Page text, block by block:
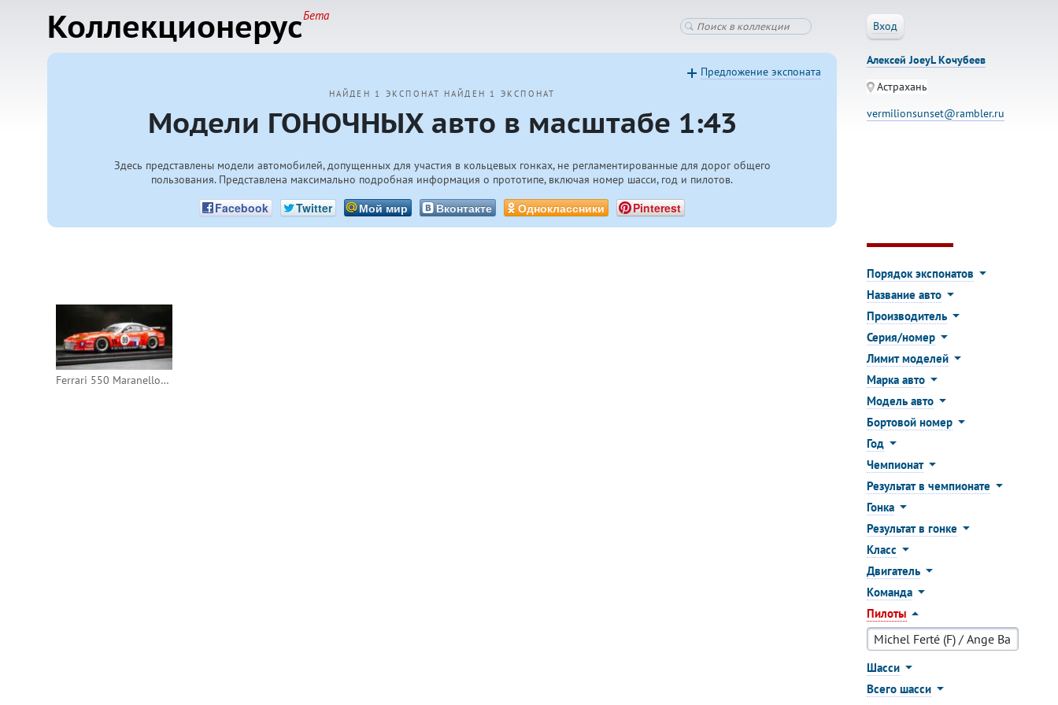
КоллекционерусБета
Вход
НАЙДЕН 1 ЭКСПОНАТ НАЙДЕН 1 ЭКСПОНАТ
Модели ГОНОЧНЫХ авто в масштабе 1:43
Здесь представлены модели автомобилей, допущенных для участия в кольцевых гонках, не регламентированные для дорог общего
пользования. Представлена максимально подробная информация о прототипе, включая номер шасси, год и пилотов.
Facebook Twitter Мой мир Вконтакте Одноклассники Pinterest
Предложение экспоната
Алексей JoeyL Кочубеев
Астрахань
vermilionsunset@rambler.ru
Ferrari 550 Maranello GTS 2003 24h Le Mans #99 (Red Line)
Порядок экспонатов
Название авто
Производитель
Серия/номер
Лимит моделей
Марка авто
Модель авто
Бортовой номер
Год
Чемпионат
Результат в чемпионате
Гонка
Результат в гонке
Класс
Двигатель
Команда
Пилоты
Шасси
Всего шасси